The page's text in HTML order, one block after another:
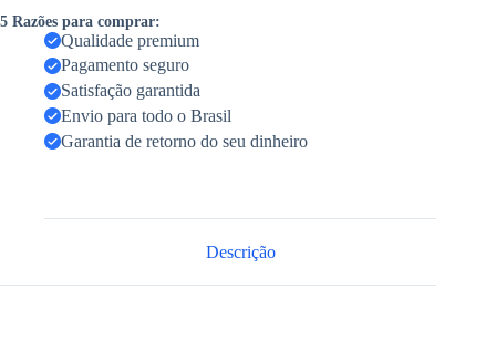
5 Razões para comprar:
Qualidade premium
Pagamento seguro
Satisfação garantida
Envio para todo o Brasil
Garantia de retorno do seu dinheiro
Descrição